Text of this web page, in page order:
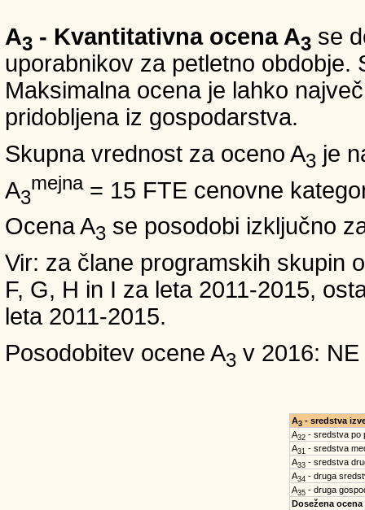
A3 - Kvantitativna ocena A3 se
uporabnikov za petletno obdobje.
Maksimalna ocena je lahko
pridobljena iz gospodarstva.
Skupna vrednost za oceno A3 je
A3
mejna= 15 FTE cenovne
Ocena A3 se posodobi izključno
Vir: za člane programskih skupin
F, G, H in I za leta 2011-2015,
leta 2011-2015.
Posodobitev ocene A3 v 2016: NE
A3- sredstva
A32- sredstva po
A31 - sredstva
A33- sredstva
A34 - druga
A35- druga
Dosežena ocena